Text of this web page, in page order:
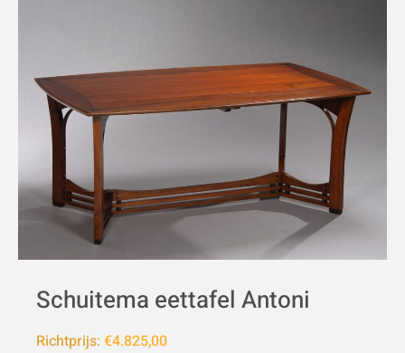
Schuitema eettafel Antoni
Richtprijs: €4.825,00